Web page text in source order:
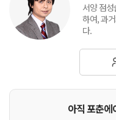
서양 점
하여, 과
다.
아직 포춘